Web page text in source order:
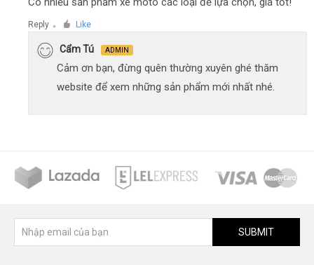
Reply ● Like
Cẩm Tú ADMIN
Cảm ơn bạn, đừng quên thường xuyên ghé thăm
website để xem những sản phẩm mới nhất nhé.
SUBMIT